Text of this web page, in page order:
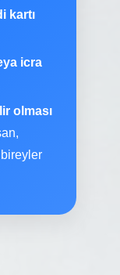
kartı
icra
olması